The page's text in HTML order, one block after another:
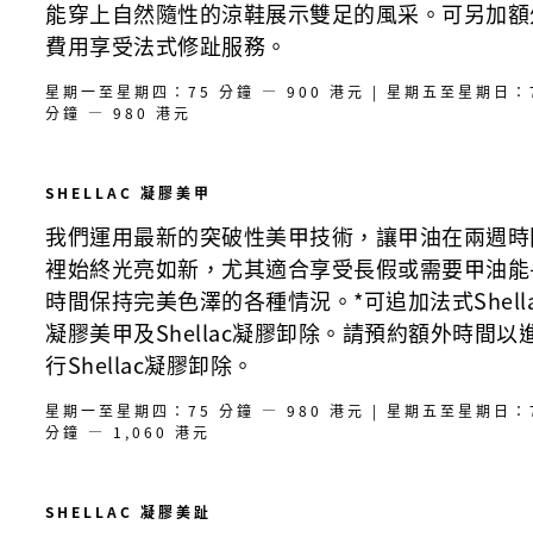
能穿上自然隨性的涼鞋展示雙足的風采。可另加
費用享受法式修趾服務。
星期一至星期四：75 分鐘 — 900 港元 | 星期五至星期日
分鐘 — 980 港元
SHELLAC 凝膠美甲
我們運用最新的突破性美甲技術，讓甲油在兩週
裡始終光亮如新，尤其適合享受長假或需要甲油
時間保持完美色澤的各種情況。*可追加法式
凝膠美甲及Shellac凝膠卸除。請預約額外時間以
行Shellac凝膠卸除。
星期一至星期四：75 分鐘 — 980 港元 | 星期五至星期日
分鐘 — 1,060 港元
SHELLAC 凝膠美趾